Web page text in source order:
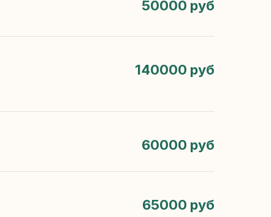
50000 руб
140000 руб
60000 руб
65000 руб